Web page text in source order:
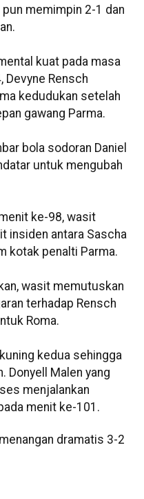
memimpin 2-1 dan
kuat pada masa
Devyne Rensch
kedudukan setelah
gawang Parma.
bola sodoran Daniel
untuk mengubah
ke-98, wasit
insiden antara Sascha
kotak penalti Parma.
wasit memutuskan
terhadap Rensch
Roma.
kedua sehingga
Donyell Malen yang
menjalankan
menit ke-101.
dramatis 3-2